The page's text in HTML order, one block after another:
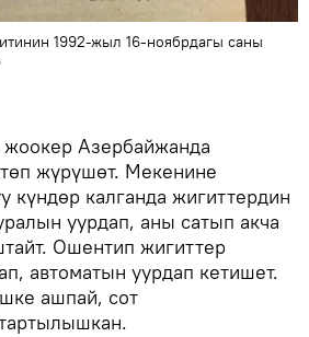
1992-жыл 16-ноябрдагы саны
Азербайжанда
жүрүшөт. Мекенине
күндөр калганда жигиттердин
уурдап, аны сатып акча
Ошентип жигиттер
автоматын уурдап кетишет.
ашпай, сот